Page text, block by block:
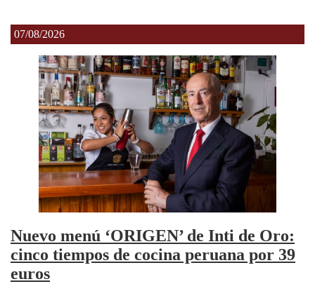
07/08/2026
Nuevo menú ‘ORIGEN’ de Inti de Oro:
cinco tiempos de cocina peruana por 39
euros